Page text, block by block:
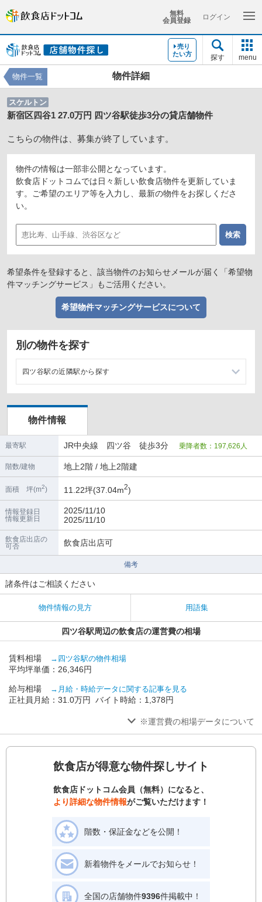
無料
会員登録
ログイン
売り
たい方
探す menu
物件詳細
物件一覧
スケルトン
新宿区四谷1 27.0万円 四ツ谷駅徒歩3分の貸店舗物件
こちらの物件は、募集が終了しています。
物件の情報は一部非公開となっています。
飲食店ドットコムでは日々新しい飲食店物件を更新していま
す。ご希望のエリア等を入力し、最新の物件をお探しくださ
い。
希望条件を登録すると、該当物件のお知らせメールが届く「希望物
件マッチングサービス」もご活用ください。
希望物件マッチングサービスについて
別の物件を探す
四ツ谷駅の近隣駅から探す
市ヶ谷駅の店舗物件・貸店舗・テナント一覧
四谷三丁目駅の店舗物件・貸店舗・テナント一覧
赤坂見附駅の店舗物件・貸店舗・テナント一覧
物件情報
最寄駅 JR中央線 四ツ谷 徒歩3分 乗降者数：197,626人
階数/建物 地上2階 / 地上2階建
面積 坪(m2) 11.22坪(37.04m2)
情報登録日
情報更新日
2025/11/10
2025/11/10
飲食店出店の
可否
飲食店出店可
備考
諸条件はご相談ください
物件情報の見方 用語集
四ツ谷駅周辺の飲食店の運営費の相場
賃料相場 →四ツ谷駅の物件相場
平均坪単価：26,346円
給与相場 →月給・時給データに関する記事を見る
正社員月給：31.0万円 バイト時給：1,378円
※運営費の相場データについて
飲食店が得意な物件探しサイト
飲食店ドットコム会員（無料）になると、
より詳細な物件情報がご覧いただけます！
階数・保証金などを公開！
新着物件をメールでお知らせ！
全国の店舗物件9396件掲載中！